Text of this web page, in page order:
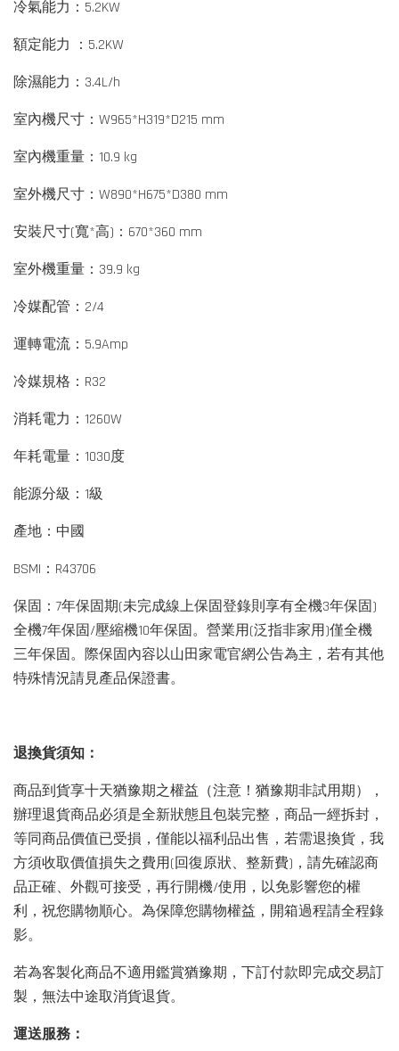
冷氣能力：5.2KW
額定能力 ：5.2KW
除濕能力：3.4L/h
室內機尺寸：W965*H319*D215 mm
室內機重量：10.9 kg
室外機尺寸：W890*H675*D380 mm
安裝尺寸(寬*高)：670*360 mm
室外機重量：39.9 kg
冷媒配管：2/4
運轉電流：5.9Amp
冷媒規格：R32
消耗電力：1260W
年耗電量：1030度
能源分級：1級
產地：中國
BSMI：R43706
保固：7年保固期(未完成線上保固登錄則享有全機3年保固)
全機7年保固/壓縮機10年保固。營業用(泛指非家用)僅全機
三年保固。際保固內容以山田家電官網公告為主，若有其他
特殊情況請見產品保證書。
退換貨須知：
商品到貨享十天猶豫期之權益（注意！猶豫期非試用期），
辦理退貨商品必須是全新狀態且包裝完整，商品一經拆封，
等同商品價值已受損，僅能以福利品出售，若需退換貨，我
方須收取價值損失之費用(回復原狀、整新費)，請先確認商
品正確、外觀可接受，再行開機/使用，以免影響您的權
利，祝您購物順心。為保障您購物權益，開箱過程請全程錄
影。
若為客製化商品不適用鑑賞猶豫期，下訂付款即完成交易訂
製，無法中途取消貨退貨。
運送服務：